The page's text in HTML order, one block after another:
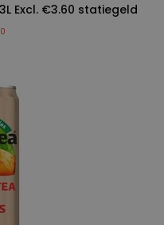
Excl. €3.60 statiegeld